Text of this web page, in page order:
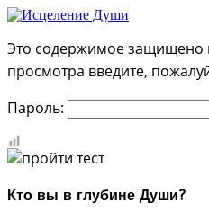
Это содержимое защищено
просмотра введите,
Пароль:
Кто вы в глубине Души?